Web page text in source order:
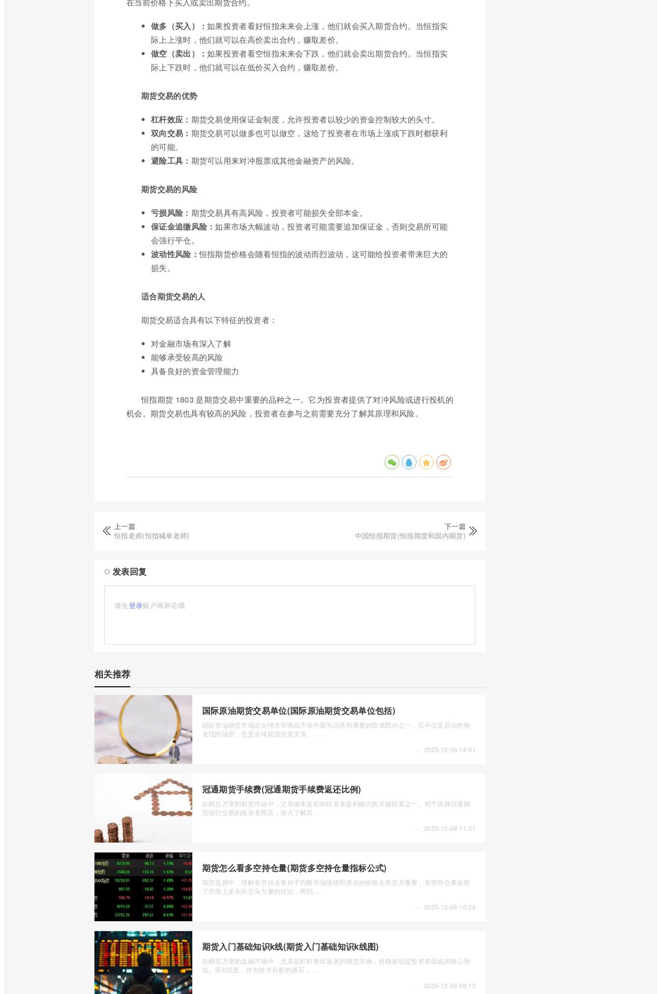
做多（买入）：如果投资者看好恒指未来会上涨，他们就会买入期货合约。当恒指实
际上上涨时，他们就可以在高价卖出合约，赚取差价。
做空（卖出）：如果投资者看空恒指未来会下跌，他们就会卖出期货合约。当恒指实
际上下跌时，他们就可以在低价买入合约，赚取差价。
期货交易的优势
杠杆效应： 期货交易使用保证金制度，允许投资者以较少的资金控制较大的头寸。
双向交易： 期货交易可以做多也可以做空，这给了投资者在市场上涨或下跌时都获利
的可能。
避险工具： 期货可以用来对冲股票或其他金融资产的风险。
期货交易的风险
亏损风险： 期货交易具有高风险，投资者可能损失全部本金。
保证金追缴风险：如果市场大幅波动，投资者可能需要追加保证金，否则交易所可能
会强行平仓。
波动性风险：恒指期货价格会随着恒指的波动而烈波动，这可能给投资者带来巨大的
损失。
适合期货交易的人
期货交易适合具有以下特征的投资者：
对金融市场有深入了解
能够承受较高的风险
具备良好的资金管理能力
恒指期货 1803 是期货交易中重要的品种之一。它为投资者提供了对冲风险或进行投机的
机会。期货交易也具有较高的风险，投资者在参与之前需要充分了解其原理和风险。
上一篇
恒指老师(恒指喊单老师)
下一篇
中国恒指期货(恒指期货和国内期货)
发表回复
请先登录账户再评论哦
相关推荐
国际原油期货交易单位(国际原油期货交易单位包括)
国际原油期货市场是全球大宗商品市场中最为活跃和重要的组成部分之一，它不仅是原油价格
发现的场所，也是全球能源供需关系、 ...
· 2025-12-09 14:01
冠通期货手续费(冠通期货手续费返还比例)
在瞬息万变的期货市场中，交易成本是影响投资者盈利能力的关键因素之一。对于选择冠通期
货进行交易的投资者而言，深入了解其 ...
· 2025-12-09 11:31
期货怎么看多空持仓量(期货多空持仓量指标公式)
期货交易中，理解多空持仓量对于判断市场情绪和潜在的价格走势至关重要。多空持仓量反映
了市场上多头和空头力量的对比，帮助 ...
· 2025-12-09 10:24
期货入门基础知识k线(期货入门基础知识k线图)
在瞬息万变的金融市场中，尤其是杠杆效应显著的期货市场，价格波动是投资者面临的核心挑
战。而K线图，作为技术分析的基石， ...
· 2025-12-09 09:13